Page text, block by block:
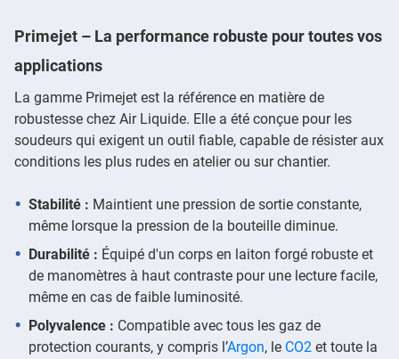
Primejet – La performance robuste pour toutes vos
applications
La gamme Primejet est la référence en matière de
robustesse chez Air Liquide. Elle a été conçue pour les
soudeurs qui exigent un outil fiable, capable de résister aux
conditions les plus rudes en atelier ou sur chantier.
Stabilité : Maintient une pression de sortie constante,
même lorsque la pression de la bouteille diminue.
Durabilité : Équipé d'un corps en laiton forgé robuste et
de manomètres à haut contraste pour une lecture facile,
même en cas de faible luminosité.
Polyvalence : Compatible avec tous les gaz de
protection courants, y compris l’Argon, le CO2 et toute la